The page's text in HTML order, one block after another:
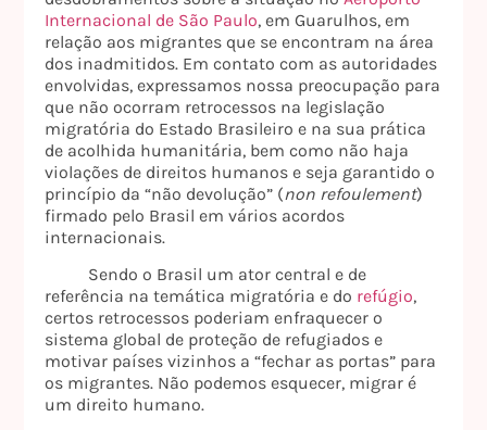
Internacional de São Paulo, em Guarulhos, em
relação aos migrantes que se encontram na área
dos inadmitidos. Em contato com as autoridades
envolvidas, expressamos nossa preocupação para
que não ocorram retrocessos na legislação
migratória do Estado Brasileiro e na sua prática
de acolhida humanitária, bem como não haja
violações de direitos humanos e seja garantido o
princípio da “não devolução” (non refoulement)
firmado pelo Brasil em vários acordos
internacionais.
Sendo o Brasil um ator central e de
referência na temática migratória e do refúgio,
certos retrocessos poderiam enfraquecer o
sistema global de proteção de refugiados e
motivar países vizinhos a “fechar as portas” para
os migrantes. Não podemos esquecer, migrar é
um direito humano.